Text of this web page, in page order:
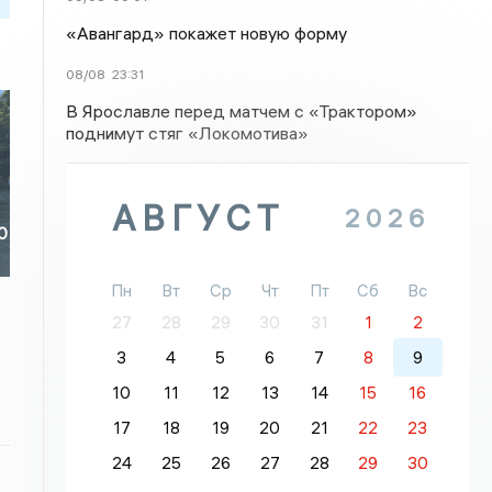
«Авангард» покажет новую форму
08/08 23:31
В Ярославле перед матчем с «Трактором»
поднимут стяг «Локомотива»
АВГУСТ 2026
Пн Вт Ср Чт Пт Сб
Вс
27
28 29 30 31 1
2
3
4 5 6 7 8
9
10
11 12 13 14 15
16
17
18 19 20 21 22
23
24
25 26 27 28 29
30